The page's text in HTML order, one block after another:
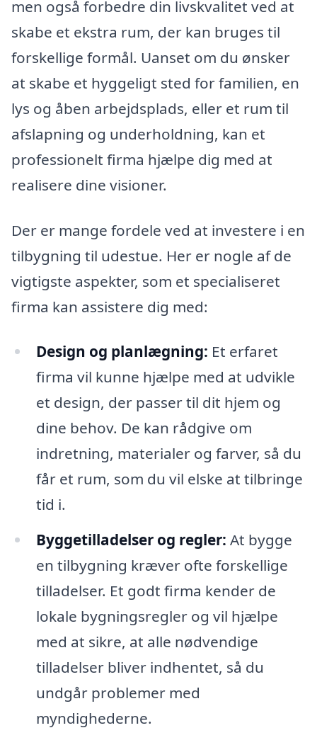
men også forbedre din livskvalitet ved at
skabe et ekstra rum, der kan bruges til
forskellige formål. Uanset om du ønsker
at skabe et hyggeligt sted for familien, en
lys og åben arbejdsplads, eller et rum til
afslapning og underholdning, kan et
professionelt firma hjælpe dig med at
realisere dine visioner.
Der er mange fordele ved at investere i en
tilbygning til udestue. Her er nogle af de
vigtigste aspekter, som et specialiseret
firma kan assistere dig med:
Design og planlægning: Et erfaret
firma vil kunne hjælpe med at udvikle
et design, der passer til dit hjem og
dine behov. De kan rådgive om
indretning, materialer og farver, så du
får et rum, som du vil elske at tilbringe
tid i.
Byggetilladelser og regler: At bygge
en tilbygning kræver ofte forskellige
tilladelser. Et godt firma kender de
lokale bygningsregler og vil hjælpe
med at sikre, at alle nødvendige
tilladelser bliver indhentet, så du
undgår problemer med
myndighederne.